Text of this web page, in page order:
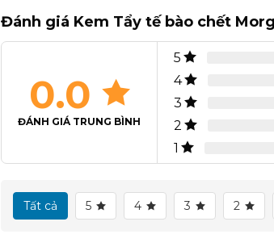
Đánh giá Kem Tẩy tế bào chết
0.0
ĐÁNH GIÁ TRUNG BÌNH
5
4
3
2
1
Tất cả 5 4 3 2